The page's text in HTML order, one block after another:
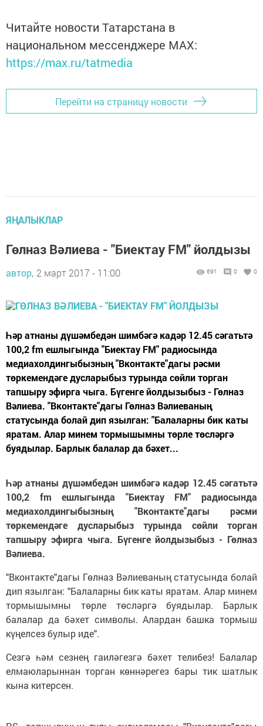
Читайте новости Татарстана в
национальном мессенджере MАХ:
https://max.ru/tatmedia
Перейти на страницу новости
ЯҢАЛЫКЛАР
Гөлназ Вәлиева - "Биектау FM" йолдызы
автор, 2 март 2017 - 11:00 691 0 0
Һәр атнаны дүшәмбедән шимбәгә кадәр 12.45 сәгатьтә
100,2 fm ешлыгында "Биектау FM" радиосында
медиахолдингыбызның "Вконтакте"дагы рәсми
төркемендәге дусларыбыз турында сөйли торган
тапшыру эфирга чыга. Бүгенге йолдызыбыз - Гөлназ
Вәлиева. "Вконтакте"дагы Гөлназ Вәлиеваның
статусында болай дип язылган: "Балаларны бик каты
яратам. Алар минем тормышымны төрле төсләргә
буядылар. Барлык балалар да бәхет...
Һәр атнаны дүшәмбедән шимбәгә кадәр 12.45 сәгатьтә
100,2 fm ешлыгында "Биектау FM" радиосында
медиахолдингыбызның "Вконтакте"дагы рәсми
төркемендәге дусларыбыз турында сөйли торган
тапшыру эфирга чыга. Бүгенге йолдызыбыз - Гөлназ
Вәлиева.
"Вконтакте"дагы Гөлназ Вәлиеваның статусында болай
дип язылган: "Балаларны бик каты яратам. Алар минем
тормышымны төрле төсләргә буядылар. Барлык
балалар да бәхет символы. Алардан башка тормыш
күңелсез булыр иде".
Сезгә һәм сезнең гаиләгезгә бәхет телибез! Балалар
елмаюларыннан торган көннәрегез бары тик шатлык
кына китерсен.